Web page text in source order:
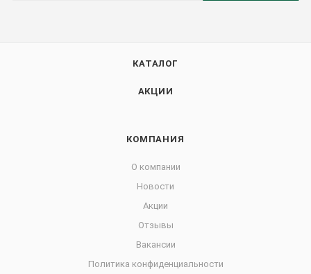
КАТАЛОГ
АКЦИИ
КОМПАНИЯ
О компании
Новости
Акции
Отзывы
Вакансии
Политика конфиденциальности